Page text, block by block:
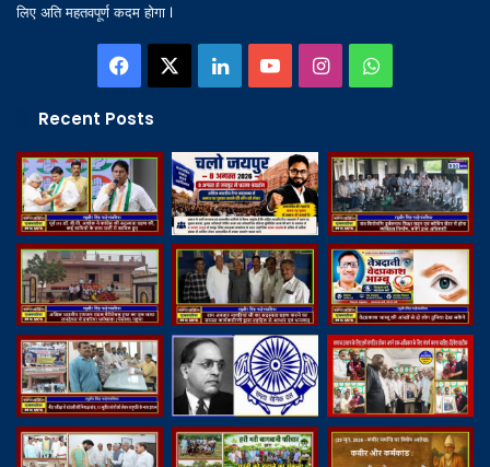
लिए अति महतवपूर्ण कदम होगा l
Facebook LinkedInYouTubeInstagramWhatsApp
Recent Posts